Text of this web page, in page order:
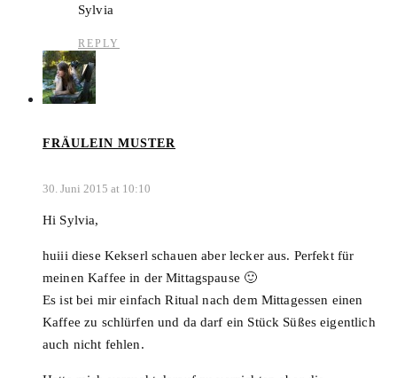
Sylvia
REPLY
FRÄULEIN MUSTER
30. Juni 2015 at 10:10
Hi Sylvia,
huiii diese Kekserl schauen aber lecker aus. Perfekt für
meinen Kaffee in der Mittagspause 🙂
Es ist bei mir einfach Ritual nach dem Mittagessen einen
Kaffee zu schlürfen und da darf ein Stück Süßes eigentlich
auch nicht fehlen.